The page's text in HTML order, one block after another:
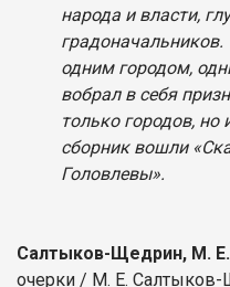
народа и власти,
градоначальников.
одним городом,
вобрал в себя
только городов, но
сборник вошли
Головлевы».
Салтыков-Щедрин, М.
очерки / М. Е.